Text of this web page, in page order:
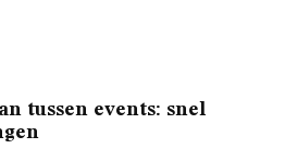
tussen events: snel